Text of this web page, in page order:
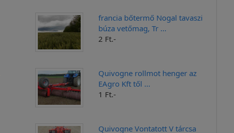
francia bőtermő Nogal tavaszi
búza vetőmag, Tr ...
2 Ft.-
Quivogne rollmot henger az
EAgro Kft től ...
1 Ft.-
Quivogne Vontatott V tárcsa